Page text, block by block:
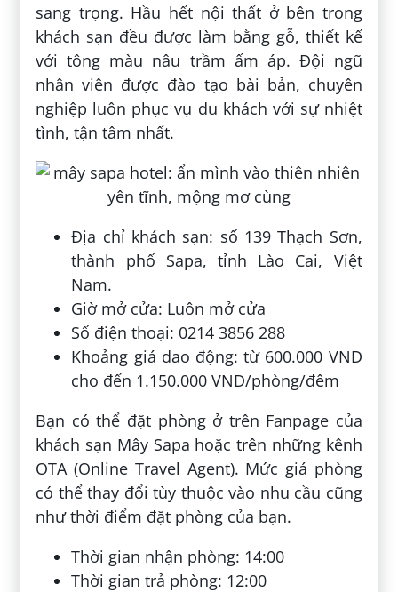
sang trọng. Hầu hết nội thất ở bên trong
khách sạn đều được làm bằng gỗ, thiết kế
với tông màu nâu trầm ấm áp. Đội ngũ
nhân viên được đào tạo bài bản, chuyên
nghiệp luôn phục vụ du khách với sự nhiệt
tình, tận tâm nhất.
Địa chỉ khách sạn: số 139 Thạch Sơn,
thành phố Sapa, tỉnh Lào Cai, Việt
Nam.
Giờ mở cửa: Luôn mở cửa
Số điện thoại: 0214 3856 288
Khoảng giá dao động: từ 600.000 VND
cho đến 1.150.000 VND/phòng/đêm
Bạn có thể đặt phòng ở trên Fanpage của
khách sạn Mây Sapa hoặc trên những kênh
OTA (Online Travel Agent). Mức giá phòng
có thể thay đổi tùy thuộc vào nhu cầu cũng
như thời điểm đặt phòng của bạn.
Thời gian nhận phòng: 14:00
Thời gian trả phòng: 12:00